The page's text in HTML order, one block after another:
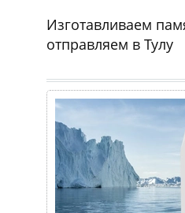
Изготавливаем
отправляем в Тулу